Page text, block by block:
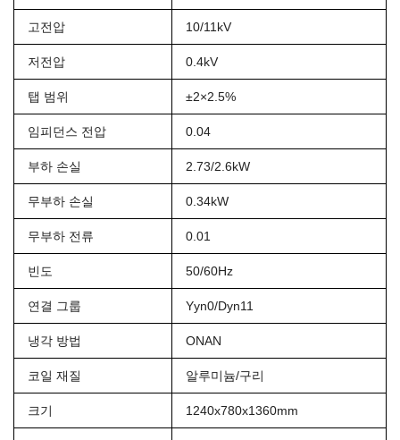
고전압 10/11kV
저전압 0.4kV
탭 범위 ±2×2.5%
임피던스 전압 0.04
부하 손실 2.73/2.6kW
무부하 손실 0.34kW
무부하 전류 0.01
빈도 50/60Hz
연결 그룹 Yyn0/Dyn11
냉각 방법 ONAN
코일 재질 알루미늄/구리
크기 1240x780x1360mm